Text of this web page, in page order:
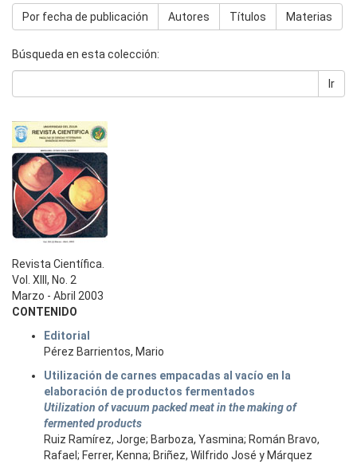
Por fecha de publicación Autores Títulos Materias
Búsqueda en esta colección:
Ir
Revista Científica.
Vol. XIII, No. 2
Marzo - Abril 2003
CONTENIDO
Editorial
Pérez Barrientos, Mario
Utilización de carnes empacadas al vacío en la
elaboración de productos fermentados
Utilization of vacuum packed meat in the making of
fermented products
Ruiz Ramírez, Jorge; Barboza, Yasmina; Román Bravo,
Rafael; Ferrer, Kenna; Briñez, Wilfrido José y Márquez